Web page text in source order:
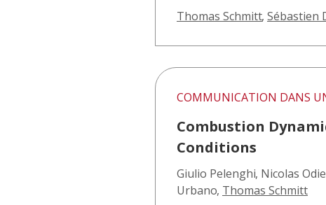
Thomas Schmitt, Sébastien
COMMUNICATION DANS
Combustion
Conditions
Giulio Pelenghi, Nicolas
Urbano, Thomas Schmitt